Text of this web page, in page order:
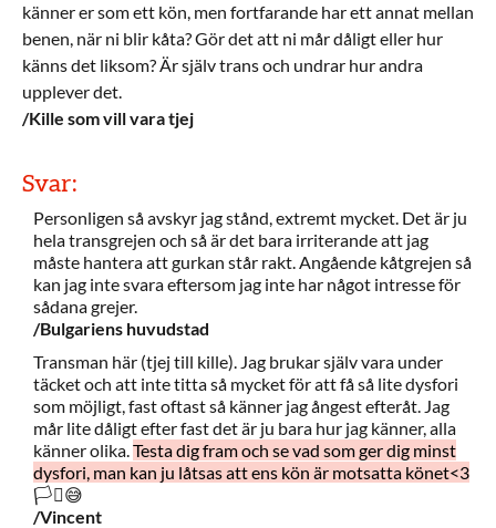
känner er som ett kön, men fortfarande har ett annat mellan
benen, när ni blir kåta? Gör det att ni mår dåligt eller hur
känns det liksom? Är själv trans och undrar hur andra
upplever det.
/Kille som vill vara tjej
Svar:
Personligen så avskyr jag stånd, extremt mycket. Det är ju
hela transgrejen och så är det bara irriterande att jag
måste hantera att gurkan står rakt. Angående kåtgrejen så
kan jag inte svara eftersom jag inte har något intresse för
sådana grejer.
/Bulgariens huvudstad
Transman här (tjej till kille). Jag brukar själv vara under
täcket och att inte titta så mycket för att få så lite dysfori
som möjligt, fast oftast så känner jag ångest efteråt. Jag
mår lite dåligt efter fast det är ju bara hur jag känner, alla
känner olika.Testa dig fram och se vad som ger dig minst
dysfori, man kan ju låtsas att ens kön är motsatta könet<3
🏳️‍⚧️😅
/Vincent